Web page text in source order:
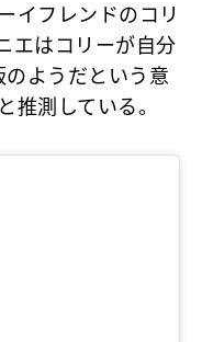
イフレンドのコリ
エはコリーが自分
ようだという意
推測している。